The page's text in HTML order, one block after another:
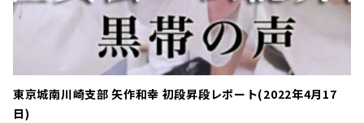
東京城南川崎支部 矢作和幸 初段昇段レポート(2022年4月17
日)